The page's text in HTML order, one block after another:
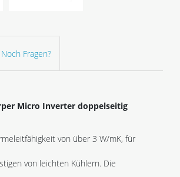
Noch Fragen?
Micro Inverter doppelseitig
von über 3 W/mK, für
von leichten Kühlern. Die